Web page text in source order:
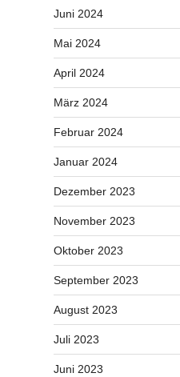
Juni 2024
Mai 2024
April 2024
März 2024
Februar 2024
Januar 2024
Dezember 2023
November 2023
Oktober 2023
September 2023
August 2023
Juli 2023
Juni 2023